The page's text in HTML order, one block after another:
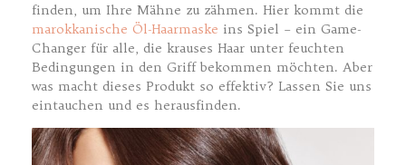
finden, um Ihre Mähne zu zähmen. Hier kommt die
marokkanische Öl-Haarmaske ins Spiel – ein Game-
Changer für alle, die krauses Haar unter feuchten
Bedingungen in den Griff bekommen möchten. Aber
was macht dieses Produkt so effektiv? Lassen Sie uns
eintauchen und es herausfinden.